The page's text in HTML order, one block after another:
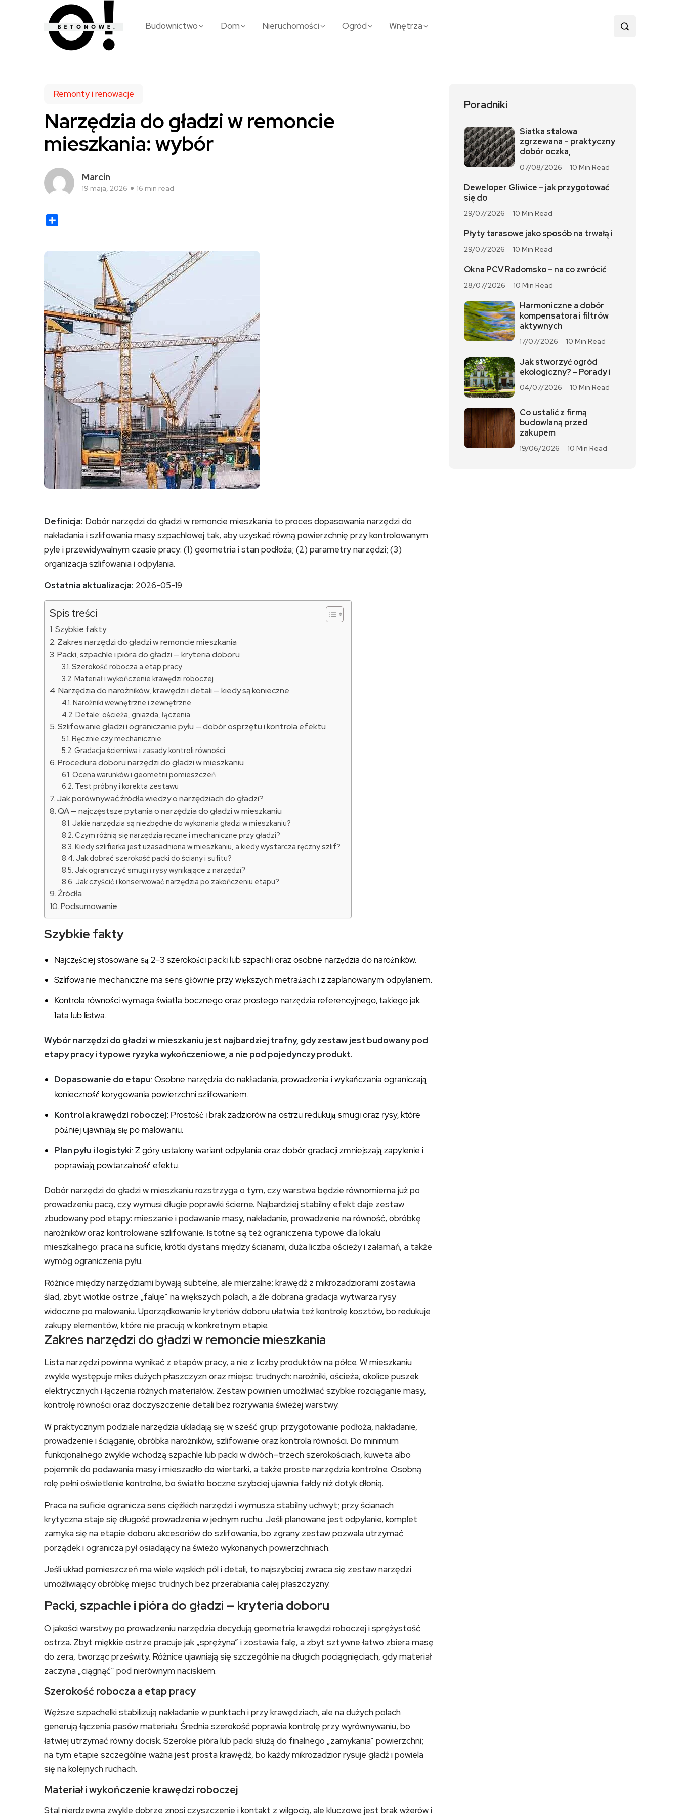
Budownictwo Dom Nieruchomości Ogród Wnętrza
Remonty i renowacje
Narzędzia do gładzi w remoncie
mieszkania: wybór
Marcin
19 maja, 2026 16 min read
Definicja: Dobór narzędzi do gładzi w remoncie mieszkania to proces dopasowania narzędzi do
nakładania i szlifowania masy szpachlowej tak, aby uzyskać równą powierzchnię przy kontrolowanym
pyle i przewidywalnym czasie pracy: (1) geometria i stan podłoża; (2) parametry narzędzi; (3)
organizacja szlifowania i odpylania.
Ostatnia aktualizacja: 2026-05-19
Spis treści
Szybkie fakty
Zakres narzędzi do gładzi w remoncie mieszkania
Packi, szpachle i pióra do gładzi — kryteria doboru
Szerokość robocza a etap pracy
Materiał i wykończenie krawędzi roboczej
Narzędzia do narożników, krawędzi i detali — kiedy są konieczne
Narożniki wewnętrzne i zewnętrzne
Detale: ościeża, gniazda, łączenia
Szlifowanie gładzi i ograniczanie pyłu — dobór osprzętu i kontrola efektu
Ręcznie czy mechanicznie
Gradacja ścierniwa i zasady kontroli równości
Procedura doboru narzędzi do gładzi w mieszkaniu
Ocena warunków i geometrii pomieszczeń
Test próbny i korekta zestawu
Jak porównywać źródła wiedzy o narzędziach do gładzi?
QA — najczęstsze pytania o narzędzia do gładzi w mieszkaniu
Jakie narzędzia są niezbędne do wykonania gładzi w mieszkaniu?
Czym różnią się narzędzia ręczne i mechaniczne przy gładzi?
Kiedy szlifierka jest uzasadniona w mieszkaniu, a kiedy wystarcza ręczny szlif?
Jak dobrać szerokość packi do ściany i sufitu?
Jak ograniczyć smugi i rysy wynikające z narzędzi?
Jak czyścić i konserwować narzędzia po zakończeniu etapu?
Źródła
Podsumowanie
Szybkie fakty
Najczęściej stosowane są 2–3 szerokości packi lub szpachli oraz osobne narzędzia do narożników.
Szlifowanie mechaniczne ma sens głównie przy większych metrażach i z zaplanowanym odpylaniem.
Kontrola równości wymaga światła bocznego oraz prostego narzędzia referencyjnego, takiego jak
łata lub listwa.
Wybór narzędzi do gładzi w mieszkaniu jest najbardziej trafny, gdy zestaw jest budowany pod
etapy pracy i typowe ryzyka wykończeniowe, a nie pod pojedynczy produkt.
Dopasowanie do etapu: Osobne narzędzia do nakładania, prowadzenia i wykańczania ograniczają
konieczność korygowania powierzchni szlifowaniem.
Kontrola krawędzi roboczej: Prostość i brak zadziorów na ostrzu redukują smugi oraz rysy, które
później ujawniają się po malowaniu.
Plan pyłu i logistyki: Z góry ustalony wariant odpylania oraz dobór gradacji zmniejszają zapylenie i
poprawiają powtarzalność efektu.
Dobór narzędzi do gładzi w mieszkaniu rozstrzyga o tym, czy warstwa będzie równomierna już po
prowadzeniu pacą, czy wymusi długie poprawki ścierne. Najbardziej stabilny efekt daje zestaw
zbudowany pod etapy: mieszanie i podawanie masy, nakładanie, prowadzenie na równość, obróbkę
narożników oraz kontrolowane szlifowanie. Istotne są też ograniczenia typowe dla lokalu
mieszkalnego: praca na suficie, krótki dystans między ścianami, duża liczba ościeży i załamań, a także
wymóg ograniczenia pyłu.
Różnice między narzędziami bywają subtelne, ale mierzalne: krawędź z mikrozadziorami zostawia
ślad, zbyt wiotkie ostrze „faluje” na większych polach, a źle dobrana gradacja wytwarza rysy
widoczne po malowaniu. Uporządkowanie kryteriów doboru ułatwia też kontrolę kosztów, bo redukuje
zakupy elementów, które nie pracują w konkretnym etapie.
Zakres narzędzi do gładzi w remoncie mieszkania
Lista narzędzi powinna wynikać z etapów pracy, a nie z liczby produktów na półce. W mieszkaniu
zwykle występuje miks dużych płaszczyzn oraz miejsc trudnych: narożniki, ościeża, okolice puszek
elektrycznych i łączenia różnych materiałów. Zestaw powinien umożliwiać szybkie rozciąganie masy,
kontrolę równości oraz doczyszczenie detali bez rozrywania świeżej warstwy.
W praktycznym podziale narzędzia układają się w sześć grup: przygotowanie podłoża, nakładanie,
prowadzenie i ściąganie, obróbka narożników, szlifowanie oraz kontrola równości. Do minimum
funkcjonalnego zwykle wchodzą szpachle lub packi w dwóch–trzech szerokościach, kuweta albo
pojemnik do podawania masy i mieszadło do wiertarki, a także proste narzędzia kontrolne. Osobną
rolę pełni oświetlenie kontrolne, bo światło boczne szybciej ujawnia fałdy niż dotyk dłonią.
Praca na suficie ogranicza sens ciężkich narzędzi i wymusza stabilny uchwyt; przy ścianach
krytyczna staje się długość prowadzenia w jednym ruchu. Jeśli planowane jest odpylanie, komplet
zamyka się na etapie doboru akcesoriów do szlifowania, bo zgrany zestaw pozwala utrzymać
porządek i ogranicza pył osiadający na świeżo wykonanych powierzchniach.
Jeśli układ pomieszczeń ma wiele wąskich pól i detali, to najszybciej zwraca się zestaw narzędzi
umożliwiający obróbkę miejsc trudnych bez przerabiania całej płaszczyzny.
Packi, szpachle i pióra do gładzi — kryteria doboru
O jakości warstwy po prowadzeniu narzędzia decydują geometria krawędzi roboczej i sprężystość
ostrza. Zbyt miękkie ostrze pracuje jak „sprężyna” i zostawia falę, a zbyt sztywne łatwo zbiera masę
do zera, tworząc prześwity. Różnice ujawniają się szczególnie na długich pociągnięciach, gdy materiał
zaczyna „ciągnąć” pod nierównym naciskiem.
Szerokość robocza a etap pracy
Węższe szpachelki stabilizują nakładanie w punktach i przy krawędziach, ale na dużych polach
generują łączenia pasów materiału. Średnia szerokość poprawia kontrolę przy wyrównywaniu, bo
łatwiej utrzymać równy docisk. Szerokie pióra lub packi służą do finalnego „zamykania” powierzchni;
na tym etapie szczególnie ważna jest prosta krawędź, bo każdy mikrozadzior rysuje gładź i powiela
się na kolejnych ruchach.
Materiał i wykończenie krawędzi roboczej
Stal nierdzewna zwykle dobrze znosi czyszczenie i kontakt z wilgocią, ale kluczowe jest brak wżerów i
Poradniki
Siatka stalowa
zgrzewana – praktyczny
dobór oczka,
07/08/2026 10 Min Read
Deweloper Gliwice – jak przygotować
się do
29/07/2026 10 Min Read
Płyty tarasowe jako sposób na trwałą i
29/07/2026 10 Min Read
Okna PCV Radomsko – na co zwrócić
28/07/2026 10 Min Read
Harmoniczne a dobór
kompensatora i filtrów
aktywnych
17/07/2026 10 Min Read
Jak stworzyć ogród
ekologiczny? – Porady i
04/07/2026 10 Min Read
Co ustalić z firmą
budowlaną przed
zakupem
19/06/2026 10 Min Read